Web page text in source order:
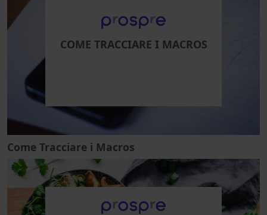
COME TRACCIARE I MACROS
Come Tracciare i Macros